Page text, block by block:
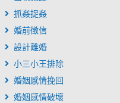
抓姦捉姦
婚前徵信
設計離婚
小三小王排除
婚姻感情挽回
婚姻感情破壞